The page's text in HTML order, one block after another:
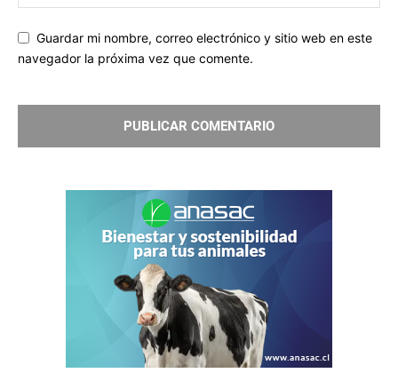
Guardar mi nombre, correo electrónico y sitio web en este
navegador la próxima vez que comente.